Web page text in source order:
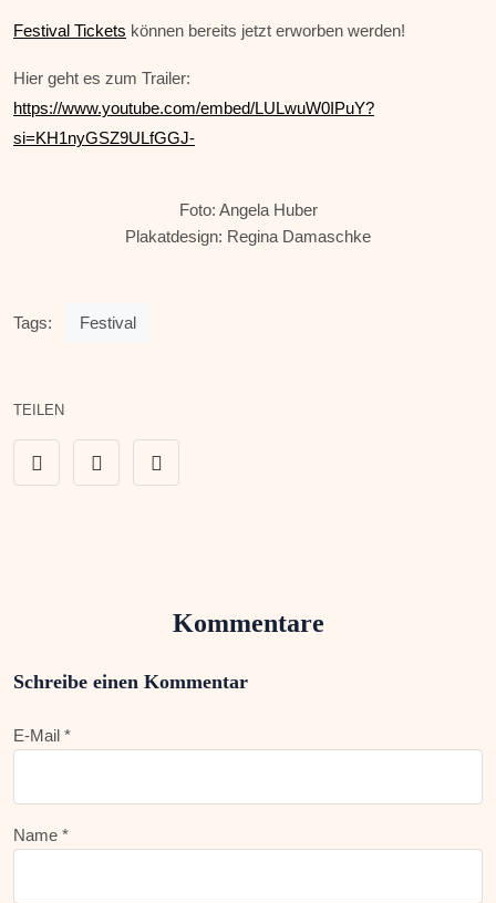
TEILEN
Festival Tickets können bereits jetzt erworben werden!
Hier geht es zum Trailer:
https://www.youtube.com/embed/LULwuW0IPuY?
si=KH1nyGSZ9ULfGGJ-
Foto: Angela Huber
Plakatdesign: Regina Damaschke
Tags: Festival
Kommentare
Schreibe einen Kommentar
E-Mail *
Name *